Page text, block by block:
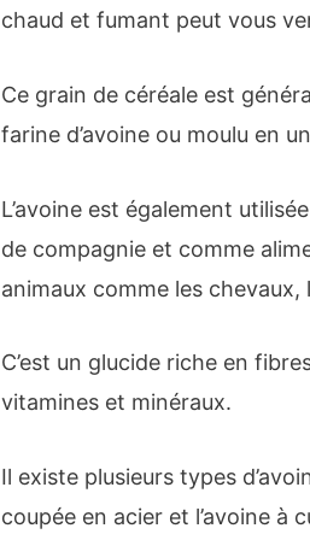
chaud et fumant peut vous
Ce grain de céréale est
farine d’avoine ou moulu en
L’avoine est également
de compagnie et comme
animaux comme les
C’est un glucide riche en
vitamines et minéraux.
Il existe plusieurs types
coupée en acier et l’avoine à